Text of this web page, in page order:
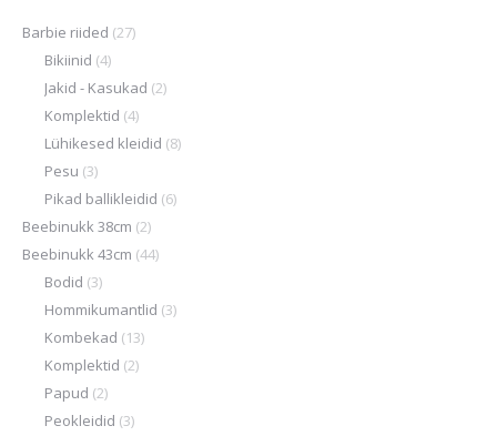
Barbie riided (27)
Bikiinid (4)
Jakid - Kasukad (2)
Komplektid (4)
Lühikesed kleidid (8)
Pesu (3)
Pikad ballikleidid (6)
Beebinukk 38cm (2)
Beebinukk 43cm (44)
Bodid (3)
Hommikumantlid (3)
Kombekad (13)
Komplektid (2)
Papud (2)
Peokleidid (3)